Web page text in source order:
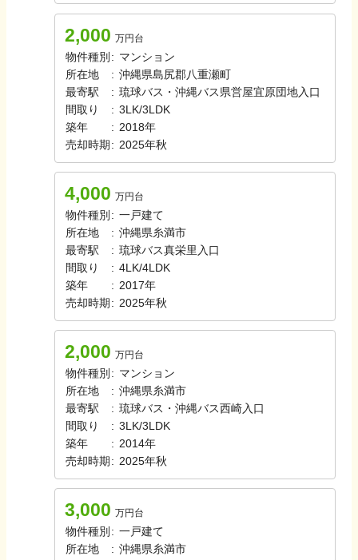
2,000 万円台
物件種別 : マンション
所在地
: 沖縄県島尻郡八重瀬町
最寄駅
: 琉球バス・沖縄バス 県営屋宜原団地入口
間取り
: 3LK/3LDK
築年
: 2018年
売却時期 : 2025年秋
4,000 万円台
物件種別 : 一戸建て
所在地
: 沖縄県糸満市
最寄駅
: 琉球バス真栄里入口
間取り
: 4LK/4LDK
築年
: 2017年
売却時期 : 2025年秋
2,000 万円台
物件種別 : マンション
所在地
: 沖縄県糸満市
最寄駅
: 琉球バス・沖縄バス西崎入口
間取り
: 3LK/3LDK
築年
: 2014年
売却時期 : 2025年秋
3,000 万円台
物件種別 : 一戸建て
所在地
: 沖縄県糸満市